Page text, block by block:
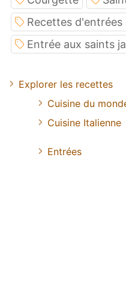
Recettes
Entrée aux saints
Explorer les recettes
Cuisine du
Cuisine Italienne
Entrées